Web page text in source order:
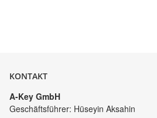
KONTAKT
A-Key GmbH
Geschäftsführer: Hüseyin Aksahin